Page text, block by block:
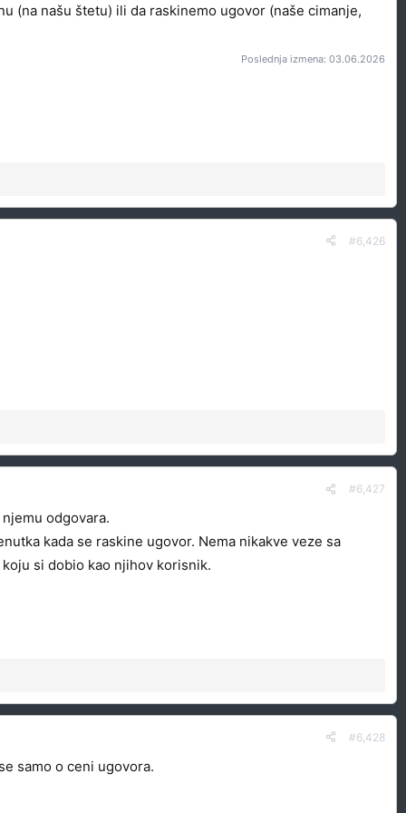
(na našu štetu) ili da raskinemo ugovor (naše cimanje,
Poslednja izmena: 03.06.2026
#6,426
#6,427
odgovara.
kada se raskine ugovor. Nema nikakve veze sa
si dobio kao njihov korisnik.
#6,428
samo o ceni ugovora.